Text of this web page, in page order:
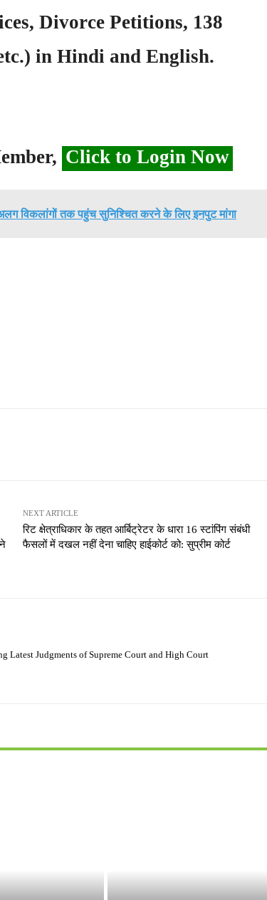
Divorce Petitions, 138
in Hindi and English.
Click to Login Now
विकलांगों तक पहुंच सुनिश्चित करने के लिए इनपुट मांगा
NEXT ARTICLE
रिट क्षेत्राधिकार के तहत आर्बिट्रेटर के धारा 16 स्टांपिंग संबंधी
फैसलों में दखल नहीं देना चाहिए हाईकोर्ट को: सुप्रीम कोर्ट
Latest Judgments of Supreme Court and High Court